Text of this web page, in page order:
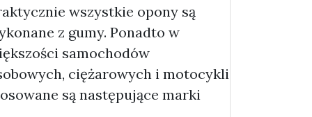
wszystkie opony są
z gumy. Ponadto w
samochodów
ciężarowych i motocykli
są następujące marki